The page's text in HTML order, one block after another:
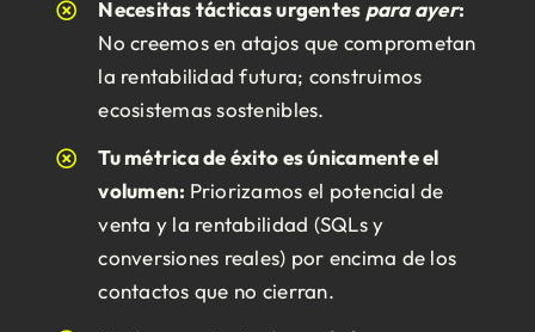
Necesitas tácticas urgentes para ayer:
No creemos en atajos que comprometan
la rentabilidad futura; construimos
ecosistemas sostenibles.
Tu métrica de éxito es únicamente el
volumen: Priorizamos el potencial de
venta y la rentabilidad (SQLs y
conversiones reales) por encima de los
contactos que no cierran.